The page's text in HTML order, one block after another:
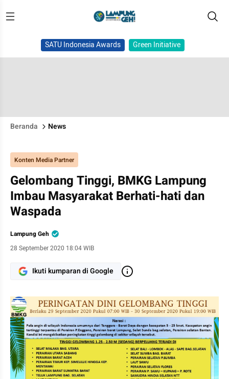
SATU Indonesia Awards Green Initiative
Beranda News
Konten Media Partner
Gelombang Tinggi, BMKG Lampung
Imbau Masyarakat Berhati-hati dan
Waspada
Lampung Geh
28 September 2020 18:04 WIB
Ikuti kumparan di Google